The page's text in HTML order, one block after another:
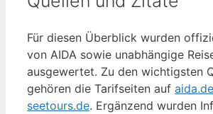
Für diesen Überblick wurden
von AIDA sowie unabhängige
ausgewertet. Zu den wichtigsten
gehören die Tarifseiten auf aida.de
seetours.de. Ergänzend wurden